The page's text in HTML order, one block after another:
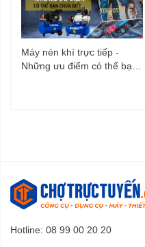
Máy nén khí trực tiếp -
Những ưu điểm có thể bạn
Hotline: 08 99 00 20 20